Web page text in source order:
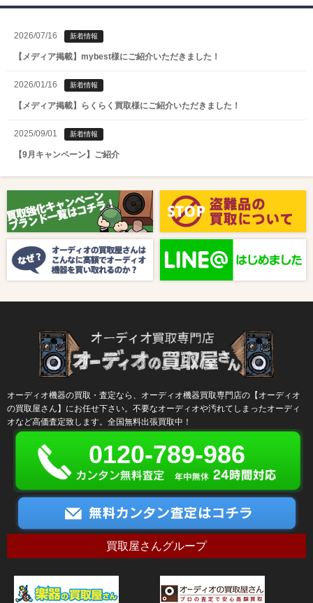
2026/07/16 新着情報
【メディア掲載】mybest様にご紹介いただきました！
2026/01/16 新着情報
【メディア掲載】らくらく買取様にご紹介いただきました！
2025/09/01 新着情報
【9月キャンペーン】ご紹介
【8月キャンペーン】ご紹介
2024/10/04 新着情報
【ラジオ番組放送のお知らせ】
オーディオ機器の買取・査定なら、オーディオ機器買取専門店の【オーディオ
の買取屋さん】にお任せ下さい。不要なオーディオや汚れてしまったオーディ
オなど高価査定致します。全国無料出張買取中！
0120-789-986
買取屋さんグループ